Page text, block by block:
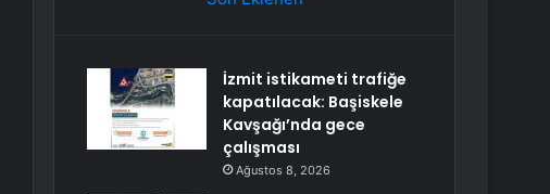
İzmit istikameti trafiğe
kapatılacak: Başiskele
Kavşağı’nda gece
çalışması
Ağustos 8, 2026